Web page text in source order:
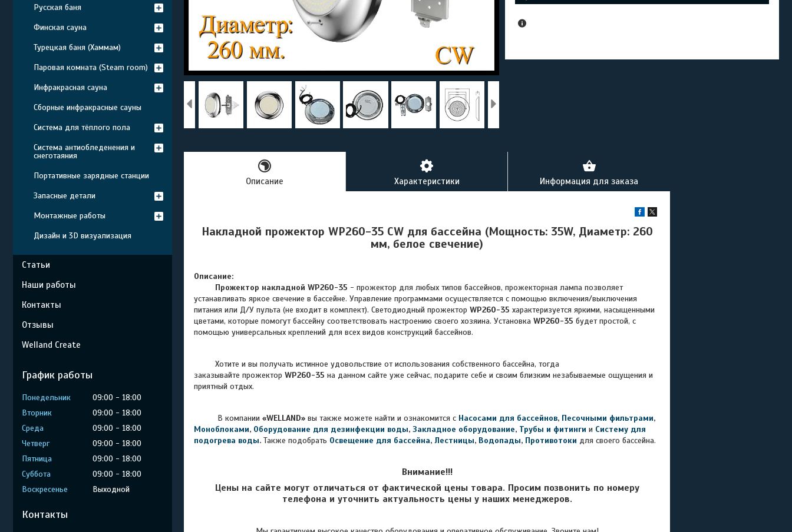
Описание Характеристики Информация для заказа
Накладной прожектор WP260-35 CW для бассейна (Мощность: 35W, Диаметр: 260
мм, белое свечение)
Описание:
Прожектор накладной WP260-35 - прожектор для любых типов бассейнов, прожекторная лампа позволяет
устанавливать яркое свечение в бассейне. Управление программами осуществляется с помощью включения/выключения
питания или Д/У пульта (не входит в комплект). Светодиодный прожектор WP260-35 характеризуется яркими, насыщенными
цветами, которые помогут бассейну соответствовать настроению своего хозяина. Установка WP260-35 будет простой, с
помощью универсальных креплений для всех видов конструкций бассейнов.
Хотите и вы получать истинное удовольствие от использования собственного бассейна, тогда
заказывайте прожектор WP260-35 на данном сайте уже сейчас, подарите себе и своим близким незабываемые ощущения и
приятный отдых.
В компании «WELLAND» вы также можете найти и ознакомится с Насосами для бассейнов, Песочными фильтрами,
Моноблоками, Оборудование для дезинфекции воды, Закладное оборудование, Трубы и фитинги и Систему для
подогрева воды. Также подобрать Освещение для бассейна, Лестницы, Водопады, Противотоки для своего бассейна.
Внимание!!!
Цены на сайте могут отличаться от фактической цены товара. Просим позвонить по номеру
телефона и уточнить актуальность цены у наших менеджеров.
Русская баня
Финская сауна
Турецкая баня (Хаммам)
Паровая комната (Steam room)
Инфракрасная сауна
Сборные инфракрасные сауны
Система для тёплого пола
Система антиобледенения и
снеготаяния
Портативные зарядные станции
Запасные детали
Монтажные работы
Дизайн и 3D визуализация
Статьи
Наши работы
Контакты
Отзывы
Welland Create
График работы
Понедельник 09:00
18:00
Вторник
09:00
18:00
Среда
09:00
18:00
Четверг
09:00
18:00
Пятница
09:00
18:00
Суббота
09:00
18:00
Воскресенье
Выходной
Контакты